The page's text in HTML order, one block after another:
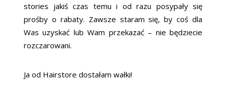
stories jakiś czas temu i od razu posypały się
prośby o rabaty. Zawsze staram się, by coś dla
Was uzyskać lub Wam przekazać – nie będziecie
rozczarowani.
Ja od Hairstore dostałam wałki!